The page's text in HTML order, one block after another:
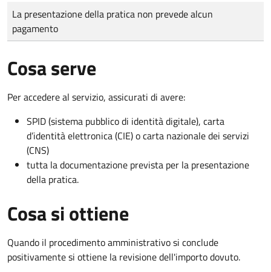
Tipo di pagamento
Importo
La presentazione della pratica non prevede alcun
pagamento
Cosa serve
Per accedere al servizio, assicurati di avere:
SPID (sistema pubblico di identità digitale), carta
d’identità elettronica (CIE) o carta nazionale dei servizi
(CNS)
tutta la documentazione prevista per la presentazione
della pratica.
Cosa si ottiene
Quando il procedimento amministrativo si conclude
positivamente si ottiene la revisione dell'importo dovuto.